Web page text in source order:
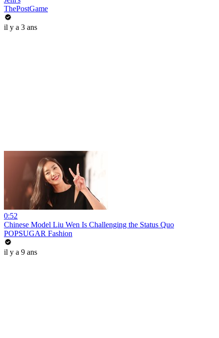
ThePostGame
il y a 3 ans
0:52
Chinese Model Liu Wen Is Challenging the Status Quo
POPSUGAR Fashion
il y a 9 ans